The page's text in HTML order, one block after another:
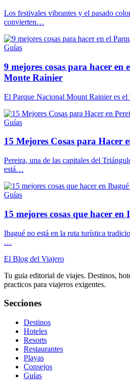
Los festivales vibrantes y el pasado
convierten…
Guías
9 mejores cosas para hacer en
Monte Rainier
El Parque Nacional Mount Rainier es
Guías
15 Mejores Cosas para Hacer
Pereira, una de las capitales del
está…
Guías
15 mejores cosas que hacer
Ibagué no está en la ruta turística
…
El Blog del Viajero
Tu guia editorial de viajes. Destinos,
practicos para viajeros exigentes.
Secciones
Destinos
Hoteles
Resorts
Restaurantes
Playas
Consejos
Guías